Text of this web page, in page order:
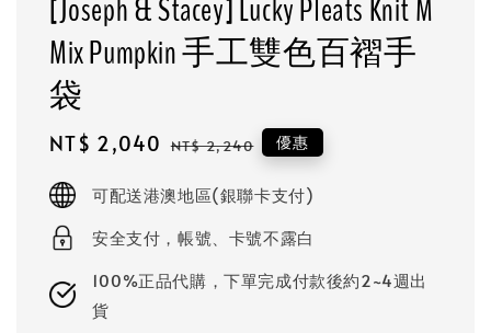
[Joseph & Stacey] Lucky Pleats Knit M
Mix Pumpkin 手工雙色百褶手
袋
Sale
NT$ 2,040 Regular
NT$ 2,240 優惠
可配送港澳地區(銀聯卡支付)
安全支付，帳號、卡號不露白
100%正品代購，下單完成付款後約2~4週出
貨